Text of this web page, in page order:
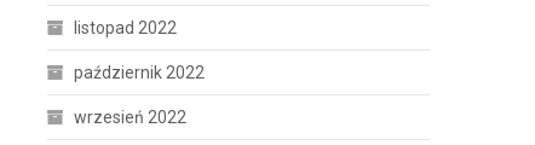
listopad 2022
październik 2022
wrzesień 2022